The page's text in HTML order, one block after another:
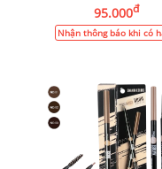
95.000đ
Nhận thông báo khi có